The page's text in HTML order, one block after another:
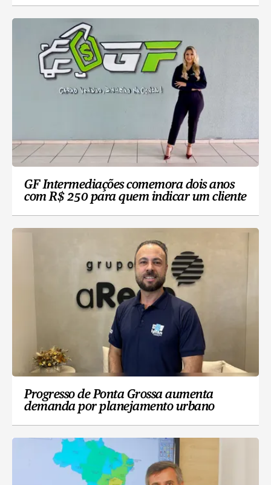
GF Intermediações comemora dois anos
com R$ 250 para quem indicar um cliente
Progresso de Ponta Grossa aumenta
demanda por planejamento urbano